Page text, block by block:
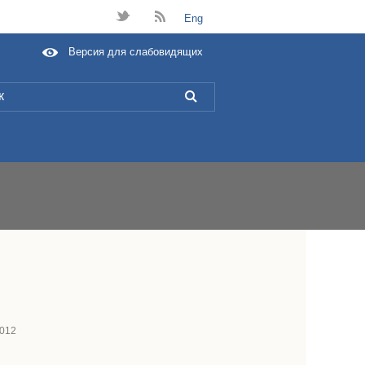
t B Eng
L
Версия для слабовидящих